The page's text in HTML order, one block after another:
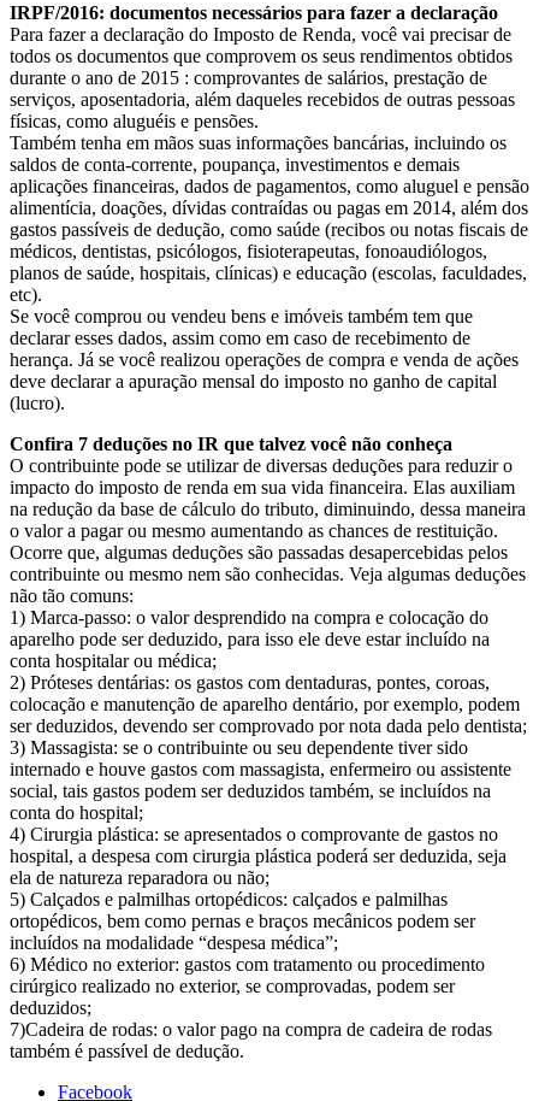
IRPF/2016: documentos necessários para fazer a declaração
Para fazer a declaração do Imposto de Renda, você vai precisar de
todos os documentos que comprovem os seus rendimentos obtidos
durante o ano de 2015 : comprovantes de salários, prestação de
serviços, aposentadoria, além daqueles recebidos de outras pessoas
físicas, como aluguéis e pensões.
Também tenha em mãos suas informações bancárias, incluindo os
saldos de conta-corrente, poupança, investimentos e demais
aplicações financeiras, dados de pagamentos, como aluguel e pensão
alimentícia, doações, dívidas contraídas ou pagas em 2014, além dos
gastos passíveis de dedução, como saúde (recibos ou notas fiscais de
médicos, dentistas, psicólogos, fisioterapeutas, fonoaudiólogos,
planos de saúde, hospitais, clínicas) e educação (escolas, faculdades,
etc).
Se você comprou ou vendeu bens e imóveis também tem que
declarar esses dados, assim como em caso de recebimento de
herança. Já se você realizou operações de compra e venda de ações
deve declarar a apuração mensal do imposto no ganho de capital
(lucro).
Confira 7 deduções no IR que talvez você não conheça
O contribuinte pode se utilizar de diversas deduções para reduzir o
impacto do imposto de renda em sua vida financeira. Elas auxiliam
na redução da base de cálculo do tributo, diminuindo, dessa maneira
o valor a pagar ou mesmo aumentando as chances de restituição.
Ocorre que, algumas deduções são passadas desapercebidas pelos
contribuinte ou mesmo nem são conhecidas. Veja algumas deduções
não tão comuns:
1) Marca-passo: o valor desprendido na compra e colocação do
aparelho pode ser deduzido, para isso ele deve estar incluído na
conta hospitalar ou médica;
2) Próteses dentárias: os gastos com dentaduras, pontes, coroas,
colocação e manutenção de aparelho dentário, por exemplo, podem
ser deduzidos, devendo ser comprovado por nota dada pelo dentista;
3) Massagista: se o contribuinte ou seu dependente tiver sido
internado e houve gastos com massagista, enfermeiro ou assistente
social, tais gastos podem ser deduzidos também, se incluídos na
conta do hospital;
4) Cirurgia plástica: se apresentados o comprovante de gastos no
hospital, a despesa com cirurgia plástica poderá ser deduzida, seja
ela de natureza reparadora ou não;
5) Calçados e palmilhas ortopédicos: calçados e palmilhas
ortopédicos, bem como pernas e braços mecânicos podem ser
incluídos na modalidade “despesa médica”;
6) Médico no exterior: gastos com tratamento ou procedimento
cirúrgico realizado no exterior, se comprovadas, podem ser
deduzidos;
7)Cadeira de rodas: o valor pago na compra de cadeira de rodas
também é passível de dedução.
Facebook